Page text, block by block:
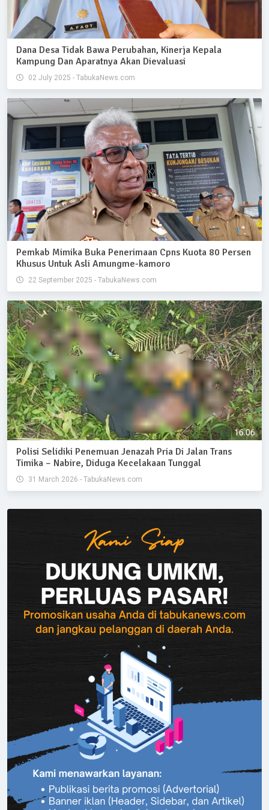
Dana Desa Tidak Bawa Perubahan, Kinerja Kepala
Kampung Dan Aparatnya Akan Dievaluasi
02 July 2025 - TabukaNews.com
Pemkab Mimika Buka Penerimaan Cpns Kuota 80 Persen
Khusus Untuk Asli Amungme-kamoro
22 September 2025 - TabukaNews.com
Polisi Selidiki Penemuan Jenazah Pria Di Jalan Trans
Timika – Nabire, Diduga Kecelakaan Tunggal
31 March 2026 - TabukaNews.com